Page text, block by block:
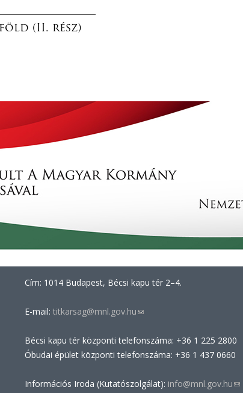
(II. rész)
Cím: 1014 Budapest, Bécsi kapu tér 2–4.
E-mail: titkarsag@mnl.gov.hu(link
e-
mail)
Bécsi kapu tér központi telefonszáma: +36 1 225 2800
Óbudai épület központi telefonszáma: +36 1 437 0660
Információs Iroda (Kutatószolgálat): info@mnl.gov.hu(link